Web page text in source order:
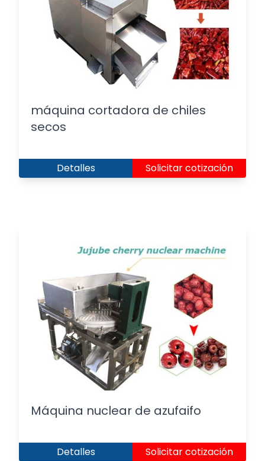
máquina cortadora de chiles
secos
Detalles Solicitar cotización
Máquina nuclear de azufaifo
Detalles Solicitar cotización